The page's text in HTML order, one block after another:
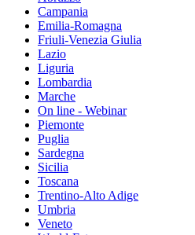
Campania
Emilia-Romagna
Friuli-Venezia Giulia
Lazio
Liguria
Lombardia
Marche
On line - Webinar
Piemonte
Puglia
Sardegna
Sicilia
Toscana
Trentino-Alto Adige
Umbria
Veneto